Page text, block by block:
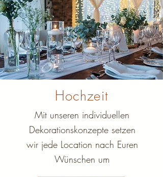
Hochzeit
Mit unseren individuellen
Dekorationskonzepte setzen
wir jede Location nach Euren
Wünschen um